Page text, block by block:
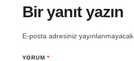
Bir yanıt yazın
E-posta adresiniz yayınlanmayacak.
YORUM *